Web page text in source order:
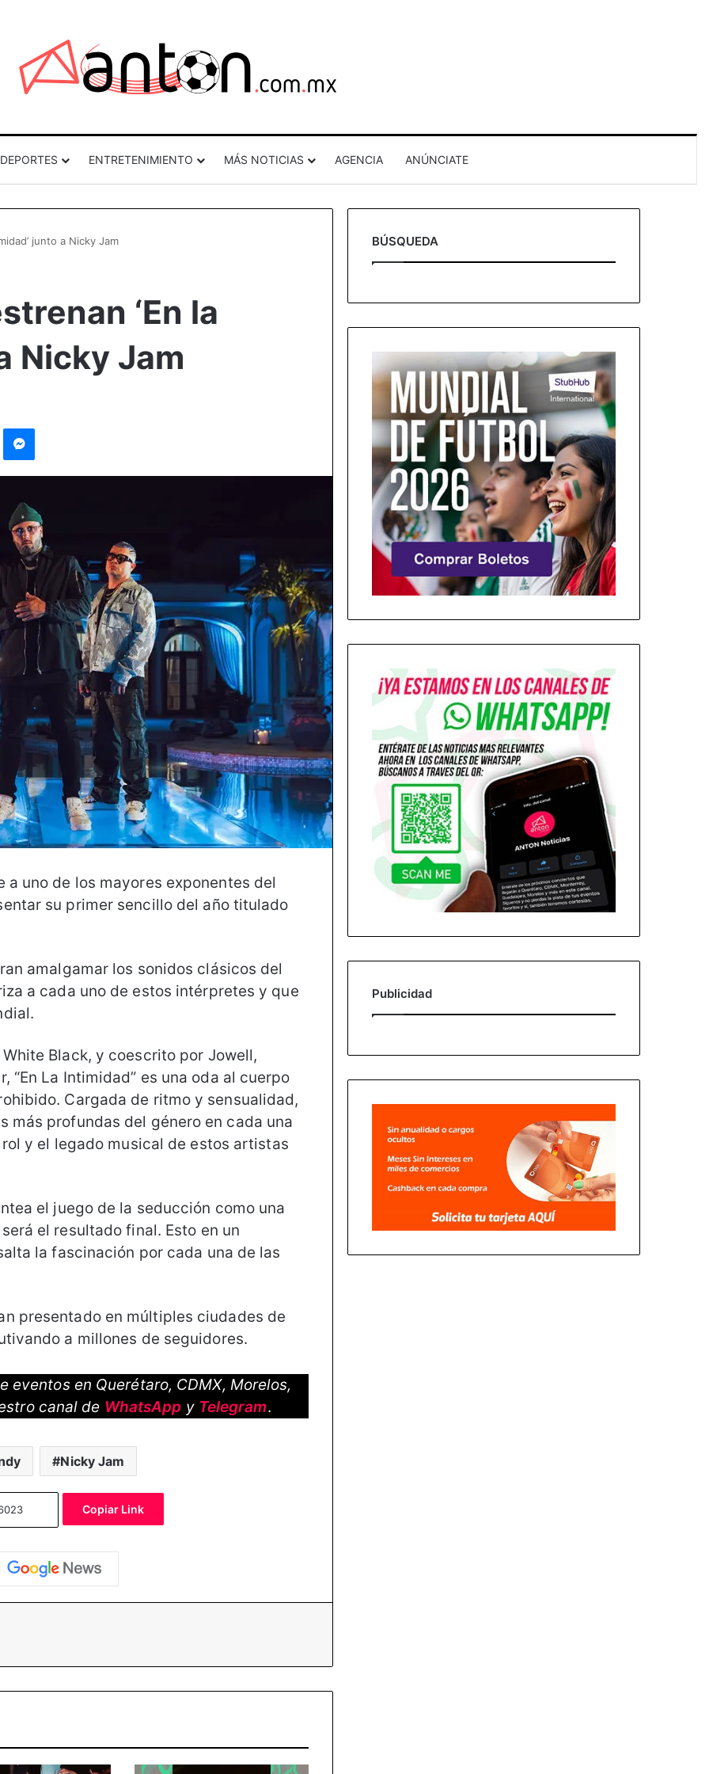
DEPORTES ENTRETENIMIENTO MÁS NOTICIAS AGENCIA ANÚNCIATE
junto a Nicky Jam
‘En la
Nicky Jam
Messenger
a uno de los mayores exponentes del
su primer sencillo del año titulado
amalgamar los sonidos clásicos del
a cada uno de estos intérpretes y que
Black, y coescrito por Jowell,
“En La Intimidad” es una oda al cuerpo
Cargada de ritmo y sensualidad,
más profundas del género en cada una
y el legado musical de estos artistas
el juego de la seducción como una
el resultado final. Esto en un
la fascinación por cada una de las
presentado en múltiples ciudades de
a millones de seguidores.
en Querétaro, CDMX, Morelos,
canal de WhatsApp y Telegram.
Nicky Jam
Copiar Link
BÚSQUEDA
Publicidad